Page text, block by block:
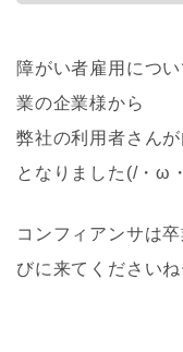
障がい者雇用につ
業の企業様から
弊社の利用者さん
となりました(/・ω
コンフィアンサは
びに来てください